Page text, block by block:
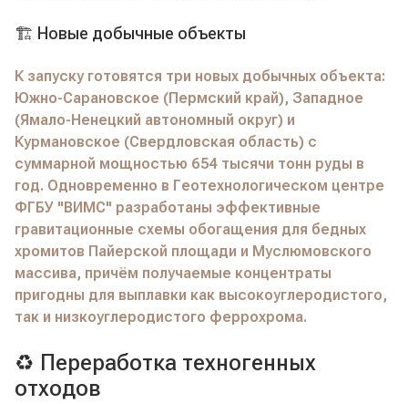
🏗️ Новые добычные объекты
К запуску готовятся три новых добычных объекта:
Южно-Сарановское (Пермский край), Западное
(Ямало-Ненецкий автономный округ) и
Курмановское (Свердловская область) с
суммарной мощностью 654 тысячи тонн руды в
год. Одновременно в Геотехнологическом центре
ФГБУ "ВИМС" разработаны эффективные
гравитационные схемы обогащения для бедных
хромитов Пайерской площади и Муслюмовского
массива, причём получаемые концентраты
пригодны для выплавки как высокоуглеродистого,
так и низкоуглеродистого феррохрома.
♻️ Переработка техногенных
отходов